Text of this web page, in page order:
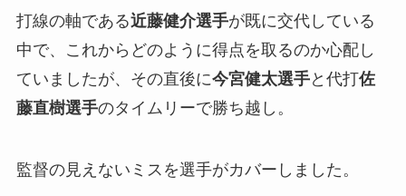
打線の軸である近藤健介選手が既に交代している
中で、これからどのように得点を取るのか心配し
ていましたが、その直後に今宮健太選手と代打佐
藤直樹選手のタイムリーで勝ち越し。
監督の見えないミスを選手がカバーしました。